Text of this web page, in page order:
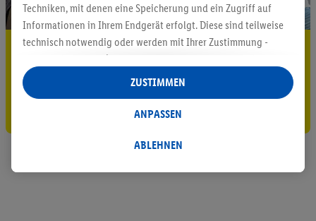
5.95 € Versand sparen³²ᵃ
Gutschein sichern!
Techniken, mit denen eine Speicherung und ein Zugriff auf
Informationen in Ihrem Endgerät erfolgt. Diese sind teilweise
technisch notwendig oder werden mit Ihrer Zustimmung -
auch durch Partner (u.a.
Verantwortliche; im Zusammenhang mit dem IAB TCF
insgesamt
Statistik-Erstellung oder für personalisierte Werbung
Datenverarbeitungen für personalisierte Werbung werden
ABLEHNEN
ANPASSEN
ZUSTIMMEN